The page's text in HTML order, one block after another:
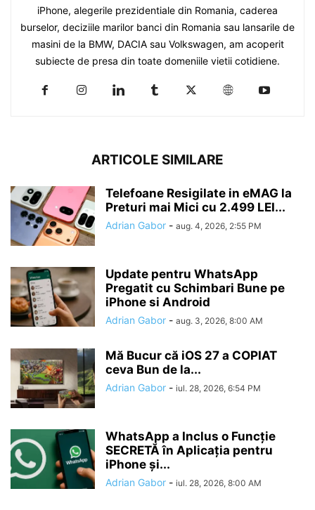
iPhone, alegerile prezidentiale din Romania, caderea
burselor, deciziile marilor banci din Romania sau lansarile de
masini de la BMW, DACIA sau Volkswagen, am acoperit
subiecte de presa din toate domeniile vietii cotidiene.
ARTICOLE SIMILARE
Telefoane Resigilate in eMAG la
Preturi mai Mici cu 2.499 LEI...
Adrian Gabor - aug. 4, 2026, 2:55 PM
Update pentru WhatsApp
Pregatit cu Schimbari Bune pe
iPhone si Android
Adrian Gabor - aug. 3, 2026, 8:00 AM
Mă Bucur că iOS 27 a COPIAT
ceva Bun de la...
Adrian Gabor - iul. 28, 2026, 6:54 PM
WhatsApp a Inclus o Funcție
SECRETĂ în Aplicația pentru
iPhone și...
Adrian Gabor - iul. 28, 2026, 8:00 AM